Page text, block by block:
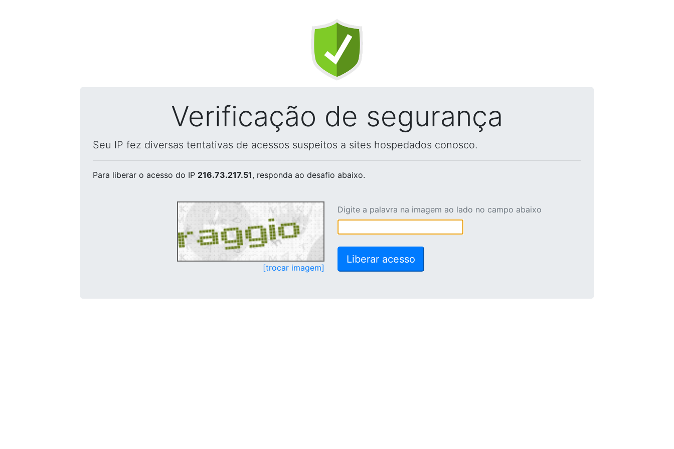
Verificação de segurança
Seu IP fez diversas tentativas de acessos suspeitos a sites hospedados conosco.
Para liberar o acesso do IP 216.73.217.51, responda ao desafio abaixo.
[trocar imagem]
Digite a palavra na imagem ao lado no campo abaixo